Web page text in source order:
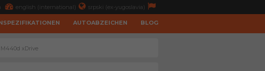
english (international) srpski (ex-yugoslavia)
AUTOABZEICHEN BLOG
xDrive